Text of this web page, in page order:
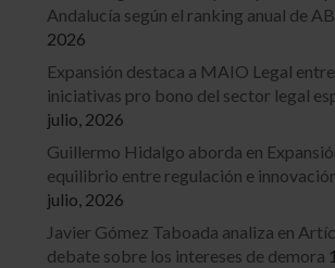
Andalucía según el ranking anual de
2026
Expansión destaca a MAIO Legal
iniciativas pro bono del sector legal
julio, 2026
Guillermo Hidalgo aborda en
equilibrio entre regulación e
julio, 2026
Javier Gómez Taboada analiza en
debate sobre los intereses de demora